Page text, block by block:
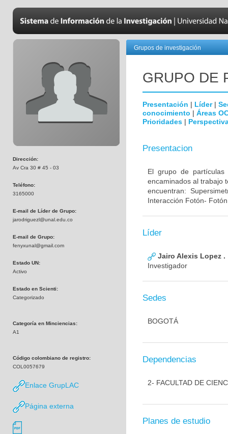
Dirección:
Av Cra 30 # 45 - 03
Teléfono:
3165000
E-mail de Líder de Grupo:
jarodriguezl@unal.edu.co
E-mail de Grupo:
fenyxunal@gmail.com
Estado UN:
Activo
Estado en Scienti:
Categorizado
Categoría en Minciencias:
A1
Código colombiano de registro:
COL0057679
Enlace GrupLAC
Página externa
Grupos de investigación
GRUPO DE
Presentación | Líder|
conocimiento | Áreas
Prioridades |
Presentacion
El grupo de partículas
encaminados al trabajo
encuentran:
Interacción Fotón-
Líder
Jairo Alexis Lopez .
Investigador
Sedes
BOGOTÁ
Dependencias
2- FACULTAD DE
Planes de estudio